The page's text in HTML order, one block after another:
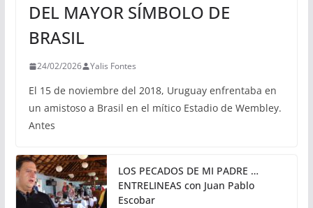
DEL MAYOR SÍMBOLO DE
BRASIL
24/02/2026 Yalis Fontes
El 15 de noviembre del 2018, Uruguay enfrentaba en
un amistoso a Brasil en el mítico Estadio de Wembley.
Antes
LOS PECADOS DE MI PADRE …
ENTRELINEAS con Juan Pablo
Escobar